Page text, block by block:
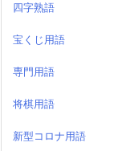
四字熟語
宝くじ用語
専門用語
将棋用語
新型コロナ用語